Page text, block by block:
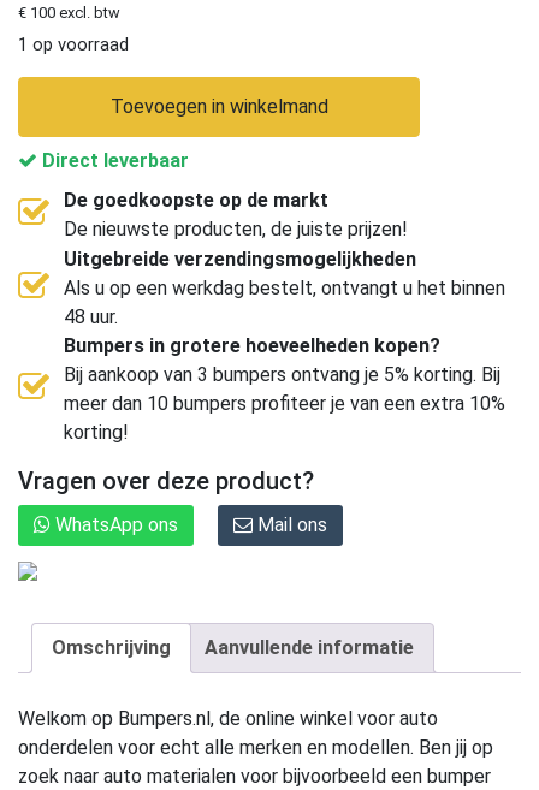
€ 100 excl. btw
1 op voorraad
Toevoegen in winkelmand
Direct leverbaar
De goedkoopste op de markt
De nieuwste producten, de juiste prijzen!
Uitgebreide verzendingsmogelijkheden
Als u op een werkdag bestelt, ontvangt u het binnen
48 uur.
Bumpers in grotere hoeveelheden kopen?
Bij aankoop van 3 bumpers ontvang je 5% korting. Bij
meer dan 10 bumpers profiteer je van een extra 10%
korting!
Vragen over deze product?
WhatsApp ons Mail ons
Omschrijving Aanvullende informatie
Welkom op Bumpers.nl, de online winkel voor auto
onderdelen voor echt alle merken en modellen. Ben jij op
zoek naar auto materialen voor bijvoorbeeld een bumper